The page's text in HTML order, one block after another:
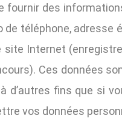
fournir des
de téléphone,
site Internet
Ces données
fins que si
vos données